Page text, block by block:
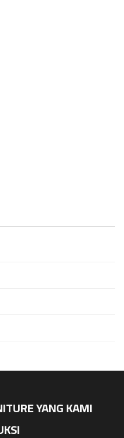
YANG KAMI